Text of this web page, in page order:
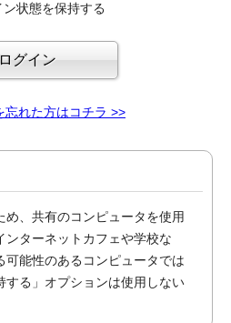
ン状態を保持する
忘れた方はコチラ >>
め、共有のコンピュータを使用
ンターネットカフェや学校な
可能性のあるコンピュータでは
する」オプションは使用しない